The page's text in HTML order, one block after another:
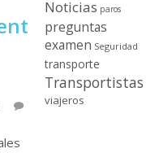
Noticias paros
preguntas
examen Seguridad
transporte
Transportistas
viajeros